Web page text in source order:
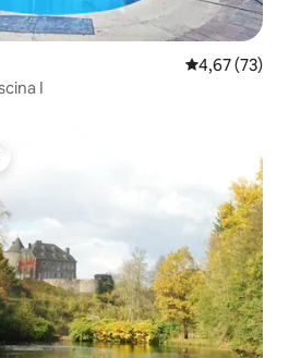
Classificação
4,67 (73)
I